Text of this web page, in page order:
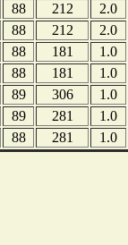
88 212
2.0
88 212
2.0
88 181
1.0
88 181
1.0
89 306
1.0
89 281
1.0
88 281 1.0